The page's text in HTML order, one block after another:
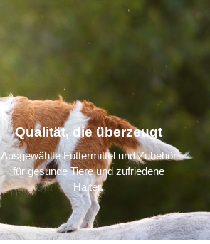
Qualität, die überzeugt
Ausgewählte Futtermittel und Zubehör
für gesunde Tiere und zufriedene
Halter.